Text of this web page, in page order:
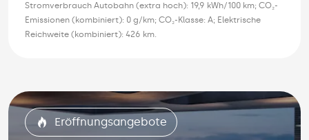
Stromverbrauch Autobahn (extra hoch): 19,9 kWh/100 km; CO₂-
Emissionen (kombiniert): 0 g/km; CO₂-Klasse: A; Elektrische
Reichweite (kombiniert): 426 km.
Eröffnungsangebote